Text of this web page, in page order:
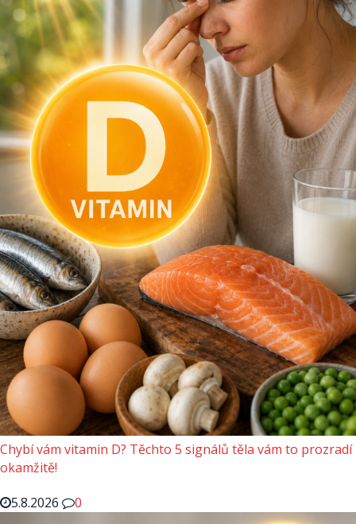
Chybí vám vitamin D? Těchto 5 signálů těla vám to prozradí
okamžitě!
5.8.2026
0